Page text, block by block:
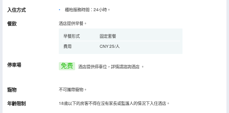
入住方式 櫃枱服務時間：24小時。
餐飲 酒店提供早餐。
早餐形式
固定套餐
費用
CNY 25/人
停車場 免费 酒店提供停車位，詳情請諮詢酒店 。
寵物 不可攜帶寵物。
年齡限制 18歲以下的房客不得在沒有家長或監護人的情況下入住酒店。